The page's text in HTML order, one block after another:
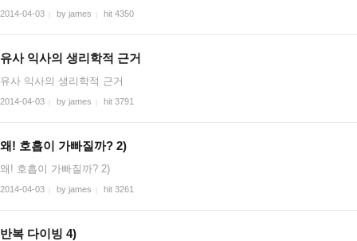
2014-04-03 by james hit 4350
유사 익사의 생리학적 근거
유사 익사의 생리학적 근거
2014-04-03 by james hit 3791
왜! 호흡이 가빠질까? 2)
왜! 호흡이 가빠질까? 2)
2014-04-03 by james hit 3261
반복 다이빙 4)